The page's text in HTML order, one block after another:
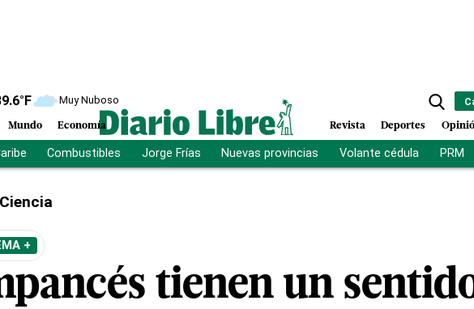
°F Muy Nuboso
Mundo Economía Revista Deportes
Combustibles Jorge Frías Nuevas provincias Volante cédula PRM
Ciencia
+
tienen un